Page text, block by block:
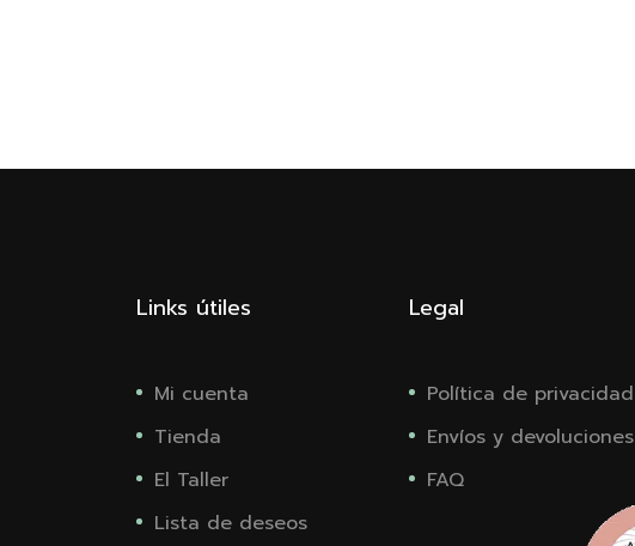
Links útiles
Mi cuenta
Tienda
El Taller
Lista de deseos
Legal
Política de privacidad
Envíos y devoluciones
FAQ